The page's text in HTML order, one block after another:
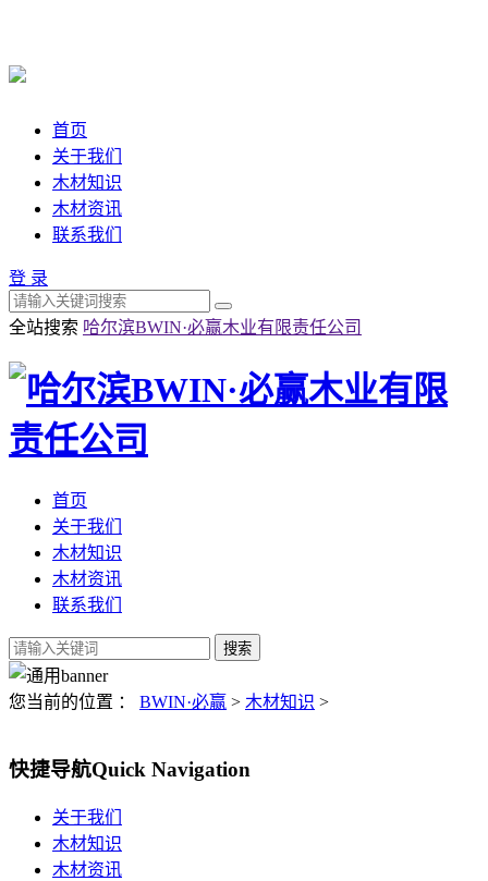
首页
关于我们
木材知识
木材资讯
联系我们
登 录
全站搜索 哈尔滨BWIN·必赢木业有限责任公司
首页
关于我们
木材知识
木材资讯
联系我们
您当前的位置 ： BWIN·必赢 > 木材知识 >
快捷导航Quick Navigation
关于我们
木材知识
木材资讯